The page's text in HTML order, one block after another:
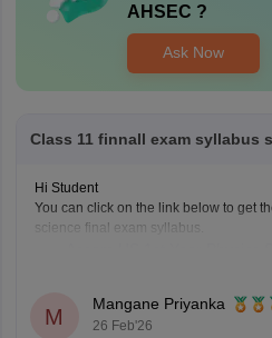
AHSEC ?
Ask Now
Class 11 finnall exam syllabus
Hi Student
You can click on the link below to get
science final exam syllabus.
Asasm HS 1st Year
Assam HS 1st Year Biology
M
Mangane Priyanka
26 Feb'26